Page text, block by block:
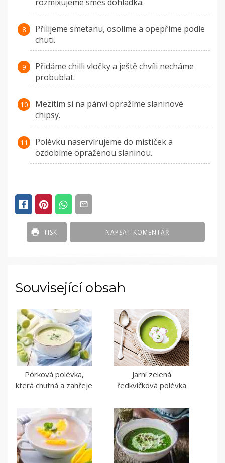
Přilijeme smetanu, osolíme a opepříme podle
chuti.
Přidáme chilli vločky a ještě chvíli necháme
probublat.
Mezitím si na pánvi opražíme slaninové
chipsy.
Polévku naservírujeme do mističek a
ozdobíme opraženou slaninou.
NAPSAT KOMENTÁŘ
TISK
Související obsah
Pórková polévka,
která chutná a zahřeje
Jarní zelená
ředkvičková polévka